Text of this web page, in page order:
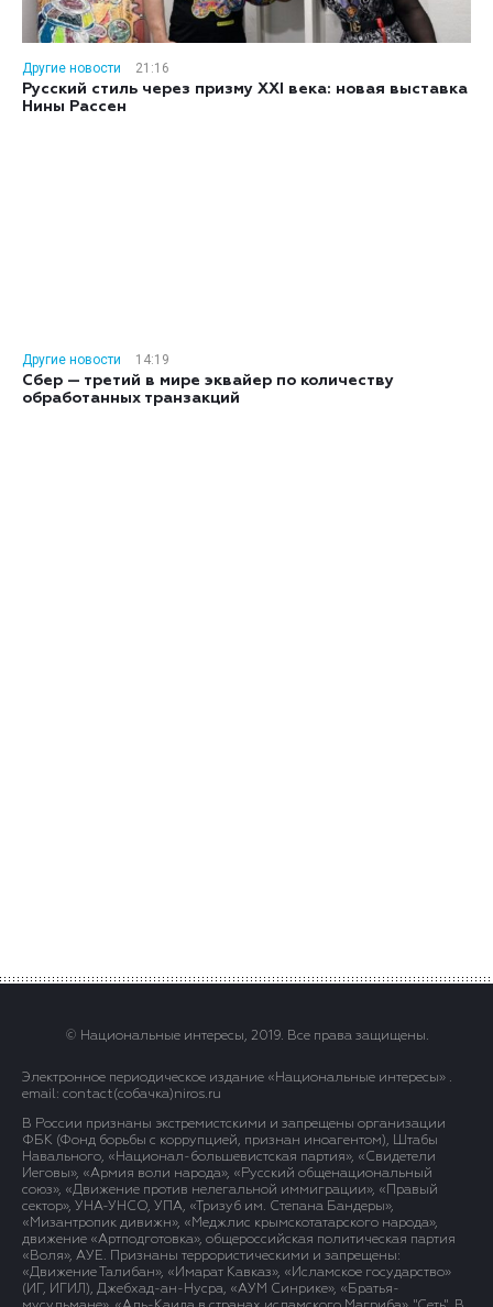
Другие новости
21:16
Русский стиль через призму XXI века: новая выставка
Нины Рассен
Другие новости
14:19
Сбер — третий в мире эквайер по количеству
обработанных транзакций
© Национальные интересы, 2019. Все права защищены.
Электронное периодическое издание «Национальные интересы» .
email: contact(сoбaчка)niros.ru
В России признаны экстремистскими и запрещены организации
ФБК (Фонд борьбы с коррупцией, признан иноагентом), Штабы
Навального, «Национал-большевистская партия», «Свидетели
Иеговы», «Армия воли народа», «Русский общенациональный
союз», «Движение против нелегальной иммиграции», «Правый
сектор», УНА-УНСО, УПА, «Тризуб им. Степана Бандеры»,
«Мизантропик дивижн», «Меджлис крымскотатарского народа»,
движение «Артподготовка», общероссийская политическая партия
«Воля», АУЕ. Признаны террористическими и запрещены:
«Движение Талибан», «Имарат Кавказ», «Исламское государство»
(ИГ, ИГИЛ), Джебхад-ан-Нусра, «АУМ Синрике», «Братья-